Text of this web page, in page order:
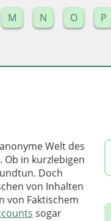
M N O P
Welt des
Ob in kurzlebigen
Doch
von Inhalten
von Faktischem
sogar